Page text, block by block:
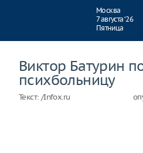
Москва
7 августа ‘26
Пятница
Виктор Батурин
психбольницу
Текст: /Infox.ru